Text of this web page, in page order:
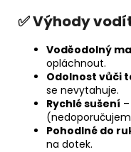
✅ Výhody
Voděodolný
opláchnout.
Odolnost vůči
se nevytahuje.
Rychlé sušení
Pohodlné do
na dotek.